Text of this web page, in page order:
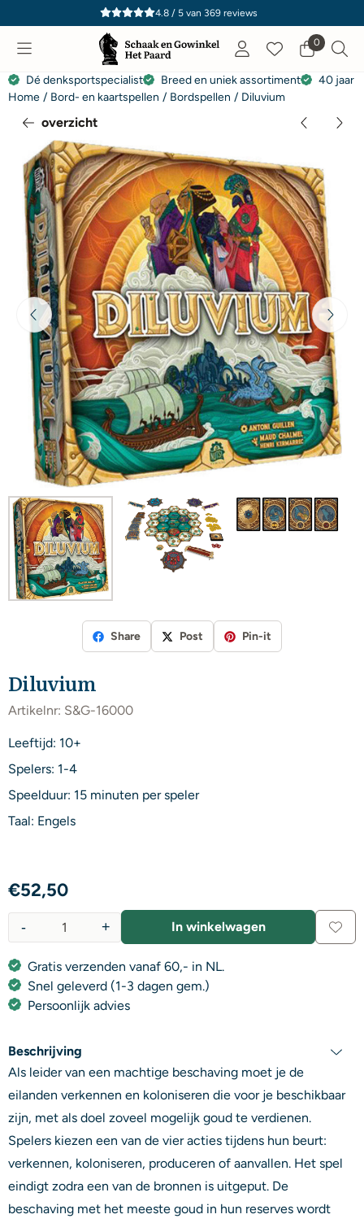
Cookievoorkeuren zijn momenteel gesloten.
4.8 / 5van 369reviews
0
Dé denksportspecialist Breed en uniek assortiment
40 jaar
Home / Bord- en kaartspellen / Bordspellen / Diluvium
overzicht
Share Post Pin-it
Diluvium
Artikelnr: S&G-16000
Leeftijd: 10+
Spelers: 1-4
Speelduur: 15 minuten per speler
Taal: Engels
€52,50
+
- In winkelwagen
Gratis verzenden vanaf 60,- in NL.
Snel geleverd (1-3 dagen gem.)
Persoonlijk advies
Beschrijving
Als leider van een machtige beschaving moet je de
eilanden verkennen en koloniseren die voor je beschikbaar
zijn, met als doel zoveel mogelijk goud te verdienen.
Spelers kiezen een van de vier acties tijdens hun beurt:
verkennen, koloniseren, produceren of aanvallen. Het spel
eindigt zodra een van de bronnen is uitgeput. De
beschaving met het meeste goud in hun reserves wordt